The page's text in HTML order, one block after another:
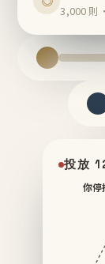
3,000 則
投放
你停